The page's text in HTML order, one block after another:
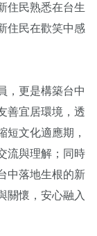
住民熟悉在台生
住民在歡笑中感
，更是構築台中
善宜居環境，透
短文化適應期，
流與理解；同時
中落地生根的新
關懷，安心融入